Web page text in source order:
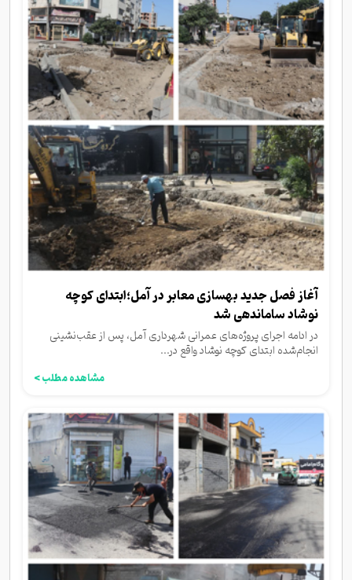
آغاز فصل جدید بهسازی معابر در آمل؛ابتدای کوچه
نوشاد ساماندهی شد
در ادامه اجرای پروژه‌های عمرانی شهرداری آمل، پس از عقب‌نشینی
انجام‌شده ابتدای کوچه نوشاد واقع در...
مشاهده مطلب >